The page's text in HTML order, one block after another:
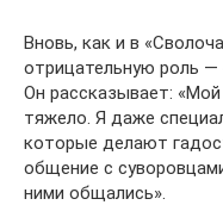
Вновь, как и в
отрицательную роль —
Он рассказывает:
тяжело. Я даже
которые делают
общение с
ними общались».